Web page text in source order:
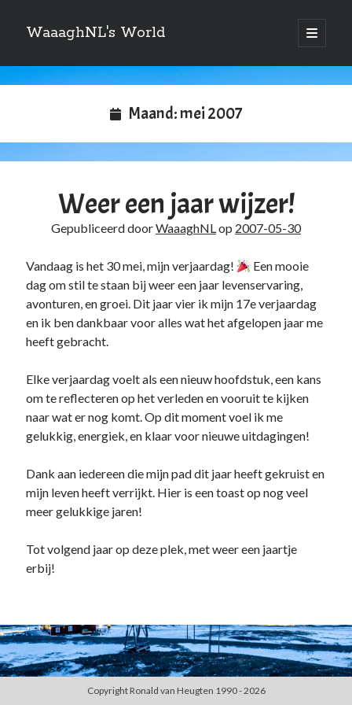
WaaaghNL's World
open
primair
Zijbalk
Zoeken
Over mij
Mauris imperdiet, urna mi, gravida sod ales. [tooltip hint=”Donec nisl ac
vestibulum id.
Games(1)
Tech(39)
3D Printen(2)
Google(2)
Drive(1)
Home Assistant(1)
HomeLab(1)
HPE ProLiant(1)
ISP(1)
Edge(1)
Entra ID(1)
Intune(1)
Outlook(1)
(1)
Maand:mei 2007
Weer een jaar wijzer!
Gepubliceerd doorWaaaghNLop 2007-05-30
Vandaag is het 30 mei, mijn verjaardag!
Een mooie
dag om stil te staan bij weer een jaar levenservaring,
avonturen, en groei. Dit jaar vier ik mijn 17e verjaardag
en ik ben dankbaar voor alles wat het afgelopen jaar me
heeft gebracht.
Elke verjaardag voelt als een nieuw hoofdstuk, een kans
om te reflecteren op het verleden en vooruit te kijken
naar wat er nog komt. Op dit moment voel ik me
gelukkig, energiek, en klaar voor nieuwe uitdagingen!
Dank aan iedereen die mijn pad dit jaar heeft gekruist en
mijn leven heeft verrijkt. Hier is een toast op nog veel
meer gelukkige jaren!
Tot volgend jaar op deze plek, met weer een jaartje
erbij!
Copyright Ronald van Heugten 1990 - 2026